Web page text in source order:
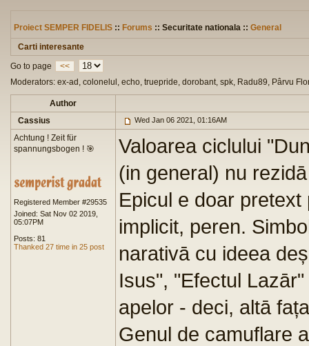
Proiect SEMPER FIDELIS :: Forums :: Securitate nationala :: General
Carti interesante
Go to page
<<
Moderators: ex-ad, colonelul, echo, truepride, dorobant, spk, Radu89, Pârvu
Author
Cassius
Wed Jan 06 2021, 01:16AM
Achtung ! Zeit für
spannungsbogen ! 🎯
Registered Member #29535
Joined: Sat Nov 02 2019,
05:07PM
Posts: 81
Thanked 27 time in 25 post
Valoarea ciclului
(in general) nu
Epicul e doar
implicit, peren.
narativā cu ideea
Isus", "Efectul
apelor - deci, altā
Genul de camuflare